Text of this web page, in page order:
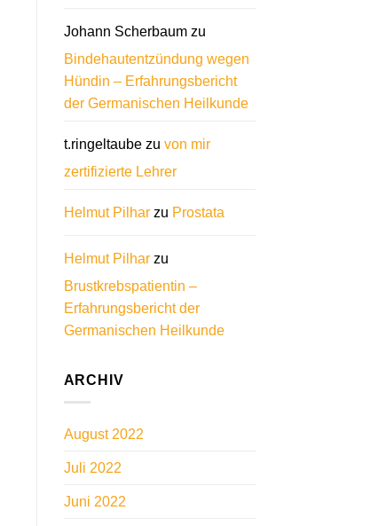
Johann Scherbaumzu
Bindehautentzündung wegen
Hündin – Erfahrungsbericht
der Germanischen Heilkunde
t.ringeltaubezu von mir
zertifizierte Lehrer
Helmut Pilharzu Prostata
Helmut Pilharzu
Brustkrebspatientin –
Erfahrungsbericht der
Germanischen Heilkunde
ARCHIV
August 2022
Juli 2022
Juni 2022